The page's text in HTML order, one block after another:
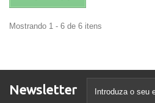
Mostrando 1 - 6 de 6 itens
Newsletter